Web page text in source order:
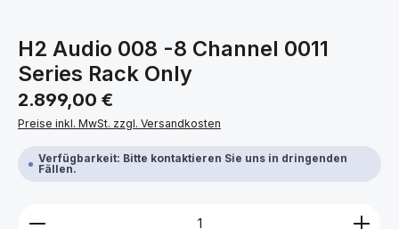
H2 Audio 008 -8 Channel 0011
Series Rack Only
Regulärer Preis:
2.899,00 €
Preise inkl. MwSt. zzgl. Versandkosten
Verfügbarkeit: Bitte kontaktieren Sie uns in dringenden
Fällen.
Produkt Anzahl: Gib den gewünschten Wert ein